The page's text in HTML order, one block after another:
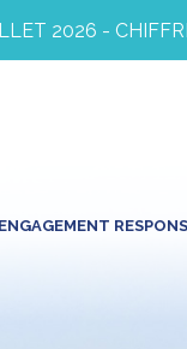
2026 - CHIFFRE
ENGAGEMENT